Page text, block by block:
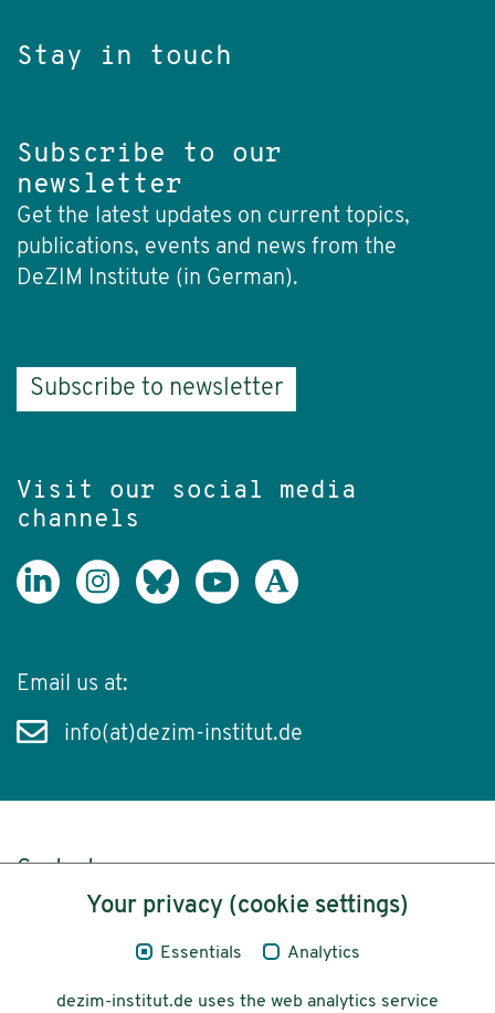
Stay in touch
Subscribe to our
newsletter
Get the latest updates on current topics,
publications, events and news from the
DeZIM Institute (in German).
Subscribe to newsletter
Visit our social media
channels
Email us at:
info(at)dezim-institut.de
Content
Legal NoticeYour privacy (cookie settings)
Essentials Analytics
dezim-institut.de uses the web analytics service